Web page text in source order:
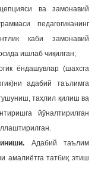
ва замонавий
педагогиканинг
каби замонавий
ишлаб чиқилган;
ёндашувлар (шахсга
адабий таълимга
таҳлил қилиш ва
йўналтирилган
Адабий таълим
амалиётга татбиқ этиш